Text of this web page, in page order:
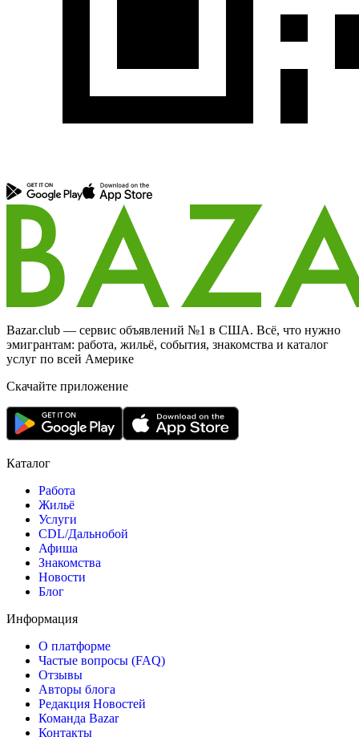
Bazar.club — сервис объявлений №1 в США. Всё, что нужно
эмигрантам: работа, жильё, события, знакомства и каталог
услуг по всей Америке
Скачайте приложение
Каталог
Работа
Жильё
Услуги
CDL/Дальнобой
Афиша
Знакомства
Новости
Блог
Информация
О платформе
Частые вопросы (FAQ)
Отзывы
Авторы блога
Редакция Новостей
Команда Bazar
Контакты